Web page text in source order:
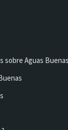
sobre Aguas Buenas